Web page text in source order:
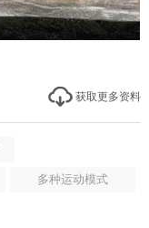
获取更多资料
多种运动模式